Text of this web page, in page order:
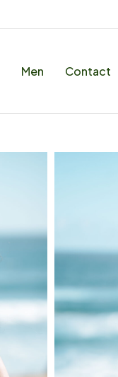
Men Contact